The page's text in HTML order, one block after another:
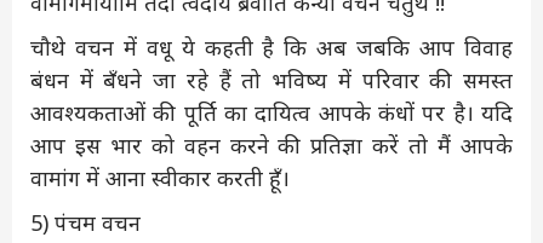
चौथे वचन में वधू ये कहती है कि अब जबकि आप विवाह
बंधन में बँधने जा रहे हैं तो भविष्य में परिवार की समस्त
आवश्यकताओं की पूर्ति का दायित्व आपके कंधों पर है। यदि
आप इस भार को वहन करने की प्रतिज्ञा करें तो मैं आपके
वामांग में आना स्वीकार करती हूँ।
5) पंचम वचन